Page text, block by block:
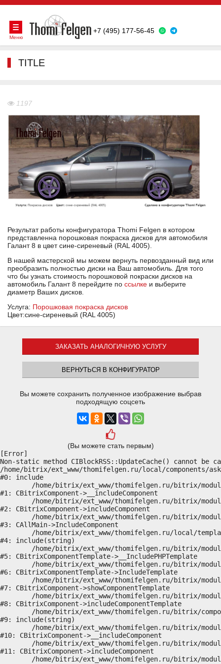
+7 (495) 177-56-45
Меню
TITLE
1197
Результат работы конфигуратора Thomi Felgen в котором
представленна порошковая покраска дисков для автомобиля
Галант 8 в цвет сине-сиреневый (RAL 4005).
В нашей мастерской мы можем вернуть первозданный вид или
преобразить полностью диски на Ваш автомобиль. Для того
что бы узнать стоимость порошковой покраски дисков на
автомобиль Галант 8 перейдите по ссылке и выберите
диаметр Ваших дисков.
Услуга: Порошковая покраска дисков
Цвет:сине-сиреневый (RAL 4005)
ЗАКАЗАТЬ АНАЛОГИЧНУЮ УСЛУГУ
ВЕРНУТЬСЯ В КОНФИГУРАТОР
Вы можете сохранить полученное изображение выбрав
подходящую соцсеть
(Вы можете стать первым)
[Error]
Non-static method CIBlockRSS::UpdateCache() cannot
/home/bitrix/ext_www/thomifelgen.ru/local/components/
#0: include
#1: CBitrixComponent->__includeComponent
#2: CBitrixComponent->includeComponent
#3: CAllMain->IncludeComponent
#4: include(string)
#5: CBitrixComponentTemplate->__IncludePHPTemplate
#6: CBitrixComponentTemplate->IncludeTemplate
#7: CBitrixComponent->showComponentTemplate
#8: CBitrixComponent->includeComponentTemplate
#9: include(string)
#10: CBitrixComponent->__includeComponent
#11: CBitrixComponent->includeComponent